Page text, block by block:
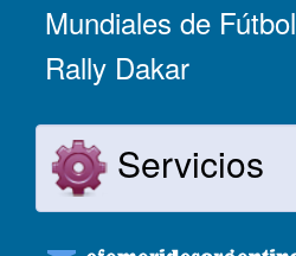
Mundiales de Fútbol
Rally Dakar
Servicios